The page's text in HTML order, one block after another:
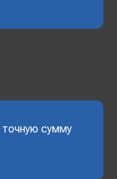
точную сумму